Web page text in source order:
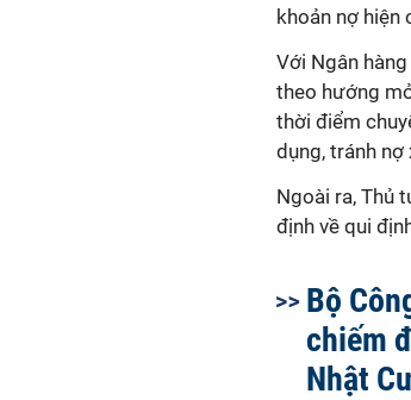
khoản nợ hiện
Với Ngân
theo hướng
thời điểm
dụng, tránh nợ
Ngoài ra, Thủ
định về qui
Bộ
chiếm
Nhật